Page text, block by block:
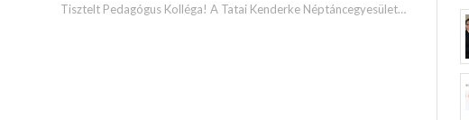
Tisztelt Pedagógus Kolléga! A Tatai Kenderke Néptáncegyesület…